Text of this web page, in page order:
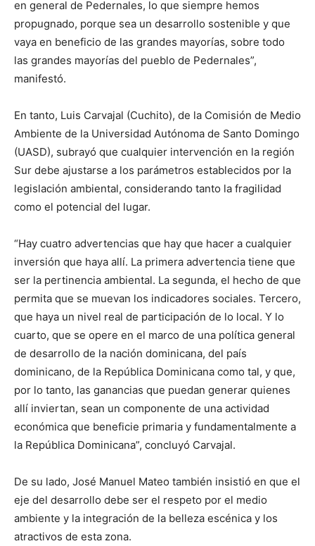
en general de Pedernales, lo que siempre hemos
propugnado, porque sea un desarrollo sostenible y que
vaya en beneficio de las grandes mayorías, sobre todo
las grandes mayorías del pueblo de Pedernales”,
manifestó.
En tanto, Luis Carvajal (Cuchito), de la Comisión de Medio
Ambiente de la Universidad Autónoma de Santo Domingo
(UASD), subrayó que cualquier intervención en la región
Sur debe ajustarse a los parámetros establecidos por la
legislación ambiental, considerando tanto la fragilidad
como el potencial del lugar.
“Hay cuatro advertencias que hay que hacer a cualquier
inversión que haya allí. La primera advertencia tiene que
ser la pertinencia ambiental. La segunda, el hecho de que
permita que se muevan los indicadores sociales. Tercero,
que haya un nivel real de participación de lo local. Y lo
cuarto, que se opere en el marco de una política general
de desarrollo de la nación dominicana, del país
dominicano, de la República Dominicana como tal, y que,
por lo tanto, las ganancias que puedan generar quienes
allí inviertan, sean un componente de una actividad
económica que beneficie primaria y fundamentalmente a
la República Dominicana”, concluyó Carvajal.
De su lado, José Manuel Mateo también insistió en que el
eje del desarrollo debe ser el respeto por el medio
ambiente y la integración de la belleza escénica y los
atractivos de esta zona.